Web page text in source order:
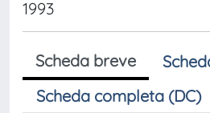
1993
Scheda breve
Scheda completa (DC)